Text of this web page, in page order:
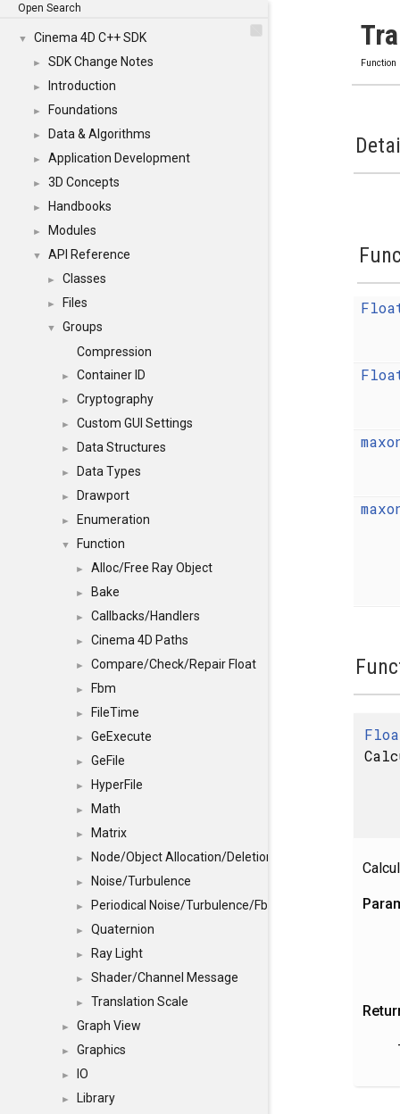
Open Search
▼ Cinema 4D C++ SDK
► SDK Change Notes
► Introduction
► Foundations
► Data & Algorithms
► Application Development
► 3D Concepts
► Handbooks
► Modules
▼ API Reference
► Classes
► Files
▼
Groups
Compression
► Container ID
► Cryptography
► Custom GUI Settings
► Data Structures
► Data Types
► Drawport
► Enumeration
▼ Function
► Alloc/Free Ray Object
► Bake
► Callbacks/Handlers
► Cinema 4D Paths
► Compare/Check/Repair Float
► Fbm
► FileTime
► GeExecute
► GeFile
► HyperFile
► Math
► Matrix
► Node/Object Allocation/Deletion
► Noise/Turbulence
► Periodical Noise/Turbulence/Fbm
► Quaternion
► Ray Light
► Shader/Channel Message
► Translation Scale
► Graph View
► Graphics
► IO
► Library
Function